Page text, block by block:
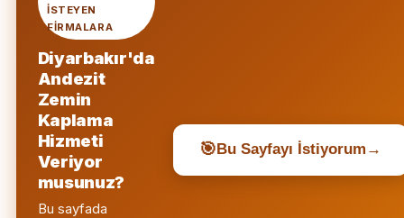
ISTEYEN
FIRMALARA
Diyarbakır'da
Andezit
Zemin
Kaplama
Hizmeti
Veriyor
musunuz?
Bu sayfada
🎯 Bu Sayfayı İstiyorum →